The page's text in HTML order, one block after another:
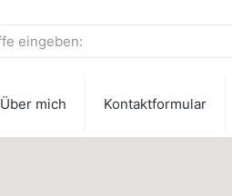
Über mich Kontaktformular